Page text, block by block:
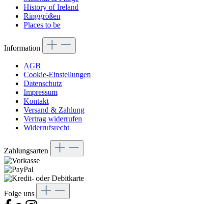
History of Ireland
Ringgrößen
Places to be
Information
AGB
Cookie-Einstellungen
Datenschutz
Impressum
Kontakt
Versand & Zahlung
Vertrag widerrufen
Widerrufsrecht
Zahlungsarten
Folge uns